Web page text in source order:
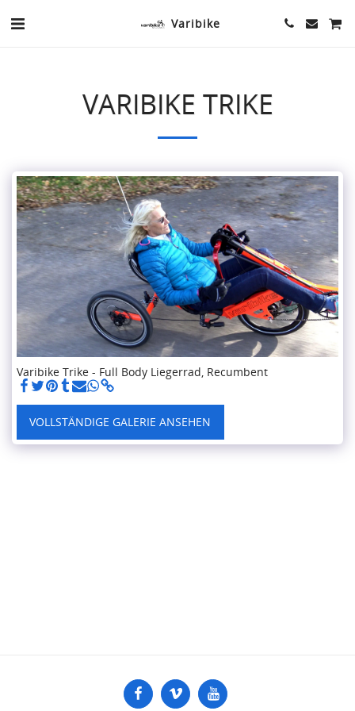
Varibike
VARIBIKE TRIKE
Varibike Trike - Full Body Liegerrad, Recumbent
VOLLSTÄNDIGE GALERIE ANSEHEN